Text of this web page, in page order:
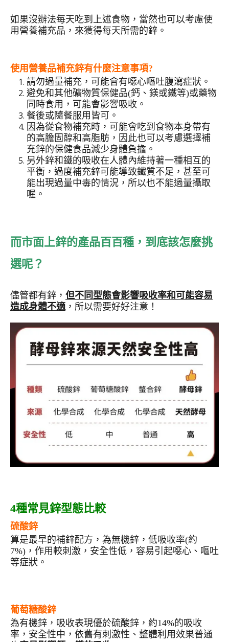
如果沒辦法每天吃到上述食物，當然也可以考慮使
用營養補充品，來獲得每天所需的鋅。
使用營養品補充鋅有什麼注意事項?
請勿過量補充，可能會有噁心嘔吐腹瀉症狀。
避免和其他礦物質保健品(鈣、鎂或鐵等)或藥物
同時食用，可能會影響吸收。
餐後或隨餐服用皆可。
因為從食物補充時，可能會吃到食物本身帶有
的高膽固醇和高脂肪，因此也可以考慮選擇補
充鋅的保健食品減少身體負擔。
另外鋅和鐵的吸收在人體內維持著一種相互的
平衡，過度補充鋅可能導致鐵質不足，甚至可
能出現過量中毒的情況，所以也不能過量攝取
喔。
而市面上鋅的產品百百種，到底該怎麼挑
選呢？
儘管都有鋅， 但不同型態會影響吸收率和可能容易
造成身體不適 ，所以需要好好注意！
4種常見鋅型態比較
硫酸鋅
算是最早的補鋅配方，為無機鋅，低吸收率(約
7%)，作用較刺激，安全性低，容易引起噁心、嘔吐
等症狀。
葡萄糖酸鋅
為有機鋅，吸收表現優於硫酸鋅，約14%的吸收
率，安全性中，依舊有刺激性、整體利用效果普通